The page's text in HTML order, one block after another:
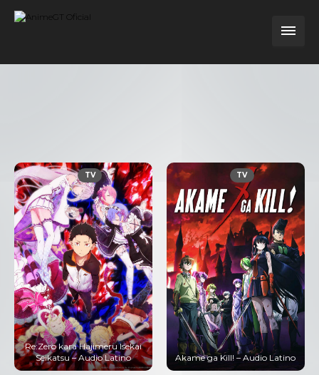
TV
Re:Zero kara Hajimeru Isekai
Seikatsu – Audio Latino
TV
Akame ga Kill! – Audio Latino